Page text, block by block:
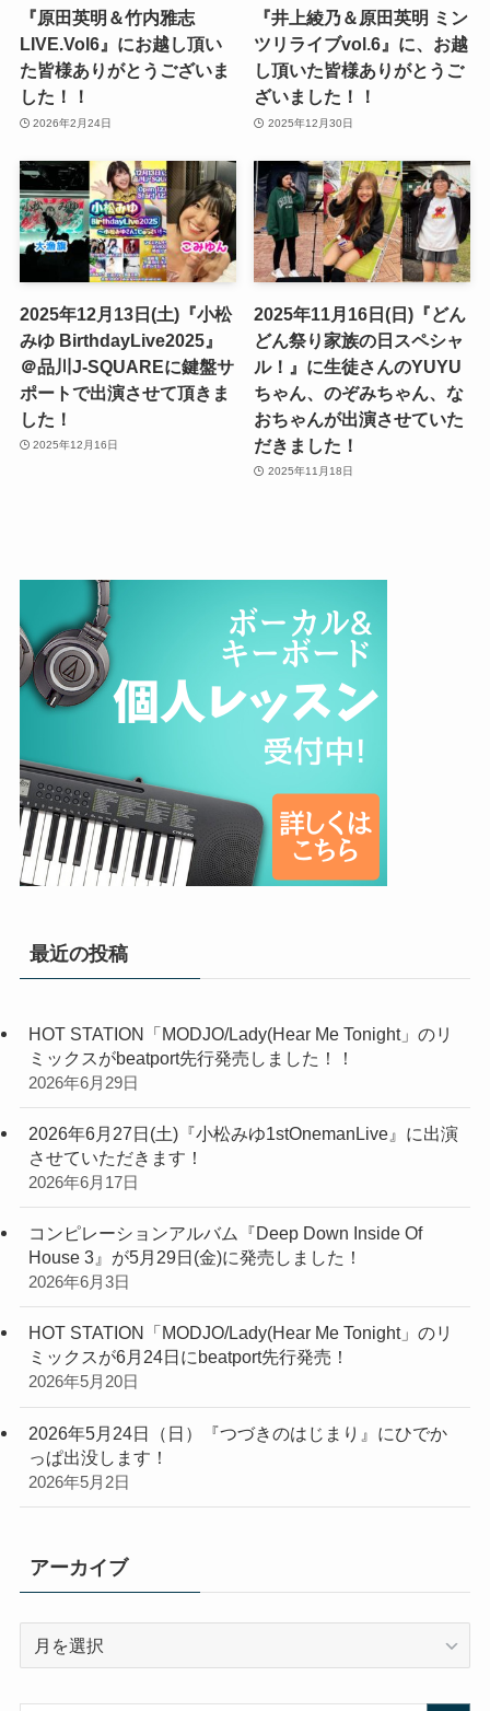
『原田英明＆竹内雅志
LIVE.Vol6』にお越し頂い
た皆様ありがとうございま
した！！
2026年2月24日
『井上綾乃＆原田英明 ミン
ツリライブvol.6』に、お越
し頂いた皆様ありがとうご
ざいました！！
2025年12月30日
2025年12月13日(土)『小松
みゆ BirthdayLive2025』
＠品川J-SQUAREに鍵盤サ
ポートで出演させて頂きま
した！
2025年12月16日
2025年11月16日(日)『どん
どん祭り家族の日スペシャ
ル！』に生徒さんのYUYU
ちゃん、のぞみちゃん、な
おちゃんが出演させていた
だきました！
2025年11月18日
最近の投稿
HOT STATION「MODJO/Lady(Hear Me Tonight」のリ
ミックスがbeatport先行発売しました！！
2026年6月29日
2026年6月27日(土)『小松みゆ1stOnemanLive』に出演
させていただきます！
2026年6月17日
コンピレーションアルバム『Deep Down Inside Of
House 3』が5月29日(金)に発売しました！
2026年6月3日
HOT STATION「MODJO/Lady(Hear Me Tonight」のリ
ミックスが6月24日にbeatport先行発売！
2026年5月20日
2026年5月24日（日）『つづきのはじまり』にひでか
っぱ出没します！
2026年5月2日
アーカイブ